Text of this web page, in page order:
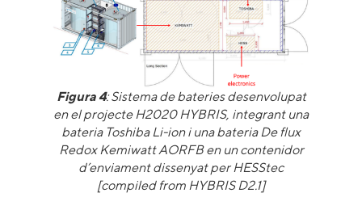
Figura 4: Sistema de bateries desenvolupat
en el projecte H2020 HYBRIS, integrant una
bateria Toshiba Li-ion i una bateria De flux
Redox Kemiwatt AORFB en un contenidor
d’enviament dissenyat per HESStec
[compiled from HYBRIS D2.1]